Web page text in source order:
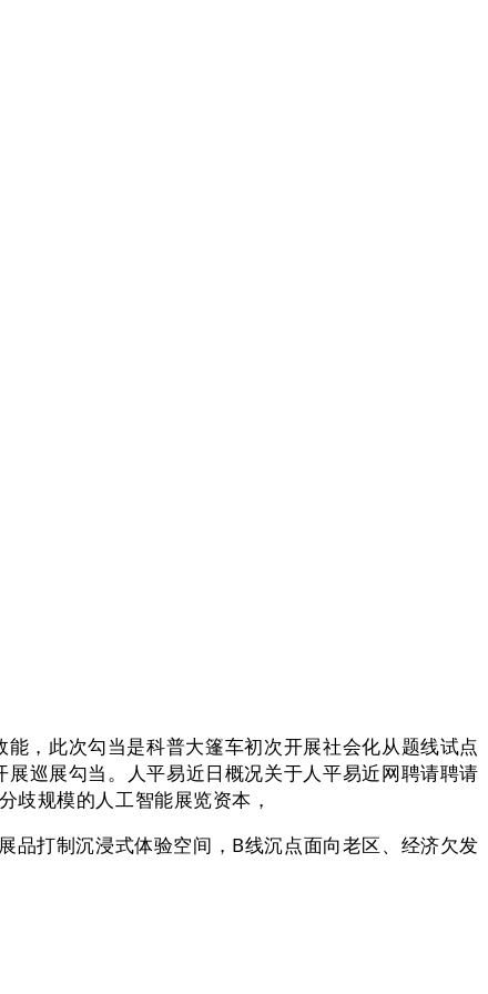
，此次勾当是科普大篷车初次开展社会化从题线试点
巡展勾当。人平易近日概况关于人平易近网聘请聘请
歧规模的人工智能展览资本，
打制沉浸式体验空间，B线沉点面向老区、经济欠发